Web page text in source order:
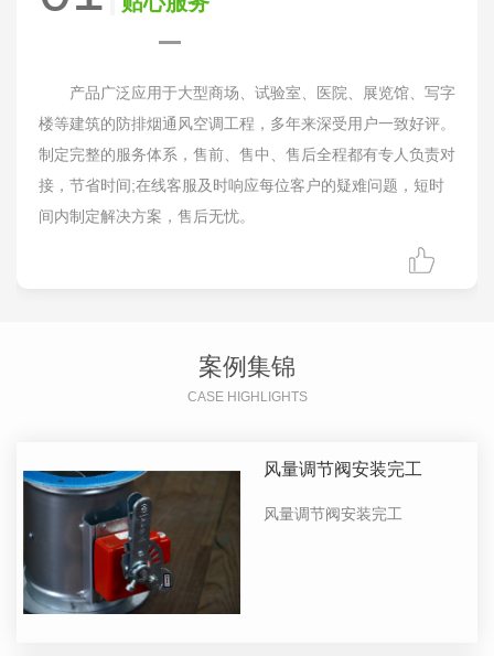
产品广泛应用于大型商场、试验室、医院、展览馆、写字
楼等建筑的防排烟通风空调工程，多年来深受用户一致好评。
制定完整的服务体系，售前、售中、售后全程都有专人负责对
接，节省时间;在线客服及时响应每位客户的疑难问题，短时
间内制定解决方案，售后无忧。
案例集锦
CASE HIGHLIGHTS
风量调节阀安装完工
风量调节阀安装完工